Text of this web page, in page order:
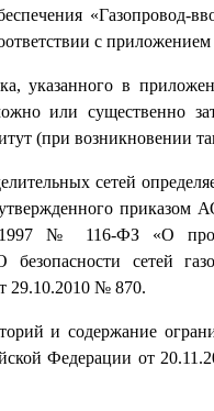
с
указанного в
или существенно
(при возникновении
сетей
приказом
№ 116-ФЗ «О
сетей
29.10.2010 № 870.
и содержание
Федерации от